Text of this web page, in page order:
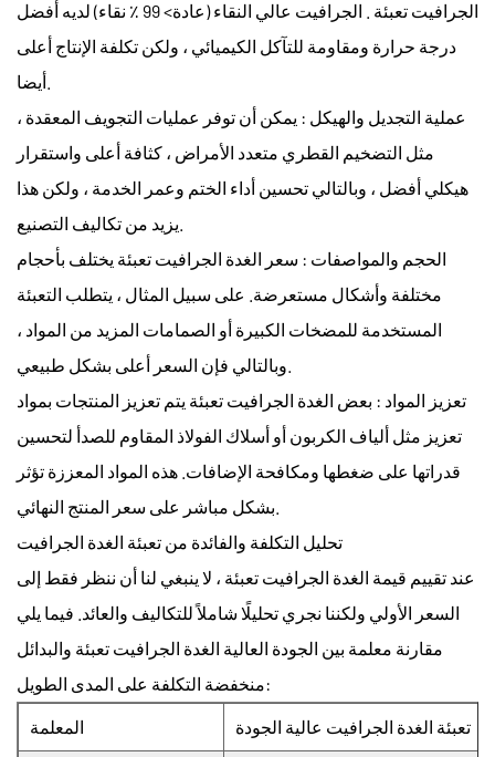
الجرافيت تعبئة
. الجرافيت عالي النقاء (عادة> 99 ٪ نقاء) لديه أفضل
درجة حرارة ومقاومة للتآكل الكيميائي ، ولكن تكلفة الإنتاج أعلى
عملية التجديل والهيكل : يمكن أن توفر عمليات التجويف المعقدة ،
مثل التضخيم القطري متعدد الأمراض ، كثافة أعلى واستقرار
هيكلي أفضل ، وبالتالي تحسين أداء الختم وعمر الخدمة ، ولكن هذا
الحجم والمواصفات : سعر الغدة الجرافيت تعبئة يختلف بأحجام
مختلفة وأشكال مستعرضة. على سبيل المثال ، يتطلب التعبئة
المستخدمة للمضخات الكبيرة أو الصمامات المزيد من المواد ،
تعزيز المواد : بعض الغدة الجرافيت تعبئة يتم تعزيز المنتجات بمواد
تعزيز مثل ألياف الكربون أو أسلاك الفولاذ المقاوم للصدأ لتحسين
قدراتها على ضغطها ومكافحة الإضافات. هذه المواد المعززة تؤثر
تحليل التكلفة والفائدة من تعبئة الغدة الجرافيت
عند تقييم قيمة الغدة الجرافيت تعبئة ، لا ينبغي لنا أن ننظر فقط إلى
السعر الأولي ولكننا نجري تحليلًا شاملاً للتكاليف والعائد. فيما يلي
مقارنة معلمة بين الجودة العالية الغدة الجرافيت تعبئة والبدائل
منخفضة التكلفة على المدى الطويل:
المعلمة تعبئة الغدة الجرافيت عالية الجودة